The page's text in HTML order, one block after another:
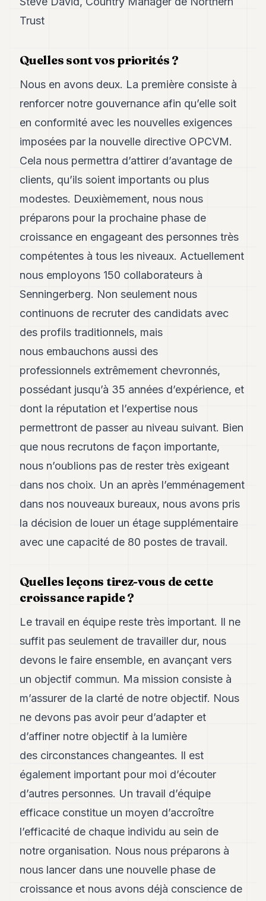
Trust
Quelles sont vos priorités ?
Nous en avons deux. La première consiste à
renforcer notre gouvernance afin qu’elle soit
en conformité avec les nouvelles exigences
imposées par la nouvelle directive OPCVM.
Cela nous permettra d’attirer d’avantage de
clients, qu’ils soient importants ou plus
modestes. Deuxièmement, nous nous
préparons pour la prochaine phase de
croissance en engageant des personnes très
compétentes à tous les niveaux. Actuellement
nous employons 150 collaborateurs à
Senningerberg. Non seulement nous
continuons de recruter des candidats avec
des profils traditionnels, mais
nous embauchons aussi des
professionnels extrêmement chevronnés,
possédant jusqu’à 35 années d’expérience, et
dont la réputation et l’expertise nous
permettront de passer au niveau suivant. Bien
que nous recrutons de façon importante,
nous n’oublions pas de rester très exigeant
dans nos choix. Un an après l’emménagement
dans nos nouveaux bureaux, nous avons pris
la décision de louer un étage supplémentaire
avec une capacité de 80 postes de travail.
Quelles leçons tirez-vous de cette
croissance rapide ?
Le travail en équipe reste très important. Il ne
suffit pas seulement de travailler dur, nous
devons le faire ensemble, en avançant vers
un objectif commun. Ma mission consiste à
m’assurer de la clarté de notre objectif. Nous
ne devons pas avoir peur d’adapter et
d’affiner notre objectif à la lumière
des circonstances changeantes. Il est
également important pour moi d’écouter
d’autres personnes. Un travail d’équipe
efficace constitue un moyen d’accroître
l’efficacité de chaque individu au sein de
notre organisation. Nous nous préparons à
nous lancer dans une nouvelle phase de
croissance et nous avons déjà conscience de